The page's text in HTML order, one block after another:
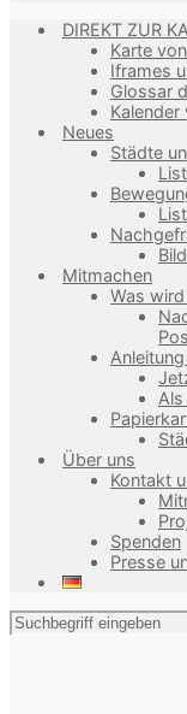
DIREKT ZUR
Karte
Iframes
Glossar
Neues
Städte
Mitmachen
Was
Über uns
Kontakt
Spenden
Presse